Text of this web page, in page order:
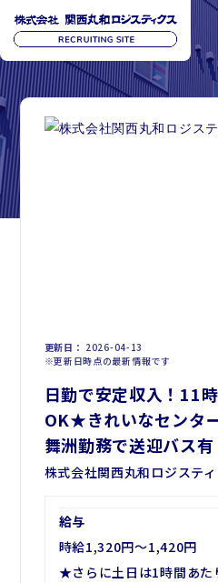
更新日
2026-04-13
※更新日時点の最新情報です
日勤で安定収入！11
OK★きれいなセンタ
舞洲勤務で送迎バス有
株式会社関西丸和ロジスティ
給与
時給1,320円～1,420円
★さらに土日は1時間あた